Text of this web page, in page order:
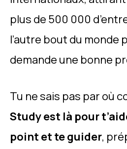
plus de 500 000
l’autre bout du monde
demande une bonne
Tu ne sais pas par où
Study est là pour
point et te guider,